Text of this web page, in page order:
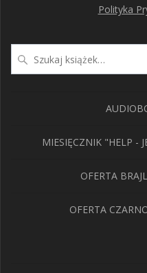
Polityka
MIESIĘCZNIK "HELP -
OFERTA
OFERTA